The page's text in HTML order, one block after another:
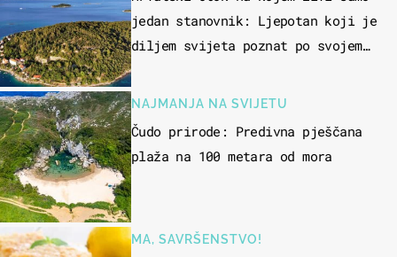
jedan stanovnik: Ljepotan koji je
diljem svijeta poznat po svojem
NAJMANJA NA SVIJETU
Čudo prirode: Predivna pješčana
plaža na 100 metara od mora
MA, SAVRŠENSTVO!